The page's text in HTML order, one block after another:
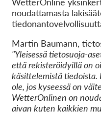
noudattamasta
Martin Baumann,
"Yleisessä tietosuoja-
että rekisteröidyillä on
käsittelemistä tiedoista.
ole, jos kyseessä on
WetterOnlinen on
aivan kuten kaikkien